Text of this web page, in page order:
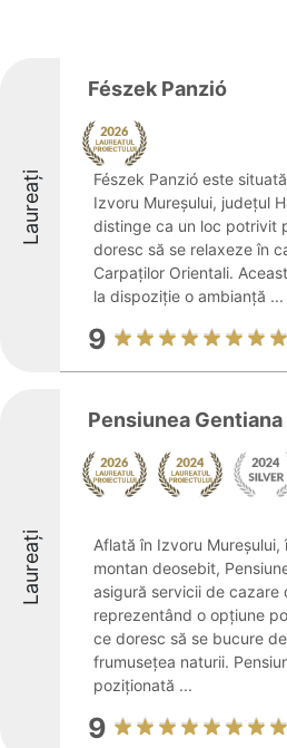
Laureați
Fészek Panzió
Fészek Panzió este
Izvoru Mureșului, județul
distinge ca un loc potrivit
doresc să se relaxeze în
Carpaților Orientali.
la dispoziție o ambianță ...
9
Laureați
Pensiunea Gentiana
Aflată în Izvoru
montan deosebit,
asigură servicii de cazare
reprezentând o opțiune
ce doresc să se bucure
frumusețea naturii.
poziționată ...
9